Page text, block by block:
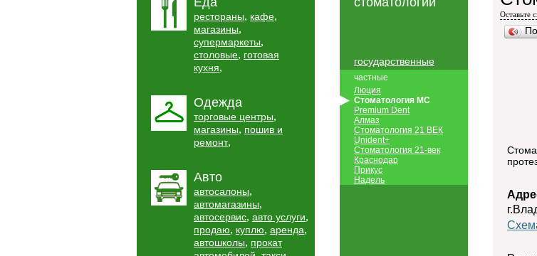
рестораны, кафе,
магазины,
супермаркеты,
столовые, готовая
кухня,
Одежда
торговые центры,
магазины, пошив и
ремонт,
Авто
автосалоны,
автомагазины,
автосервис, авто услуги,
продаю, куплю, аренда,
автошколы, прокат
государственные
частные
Люция
Стоматология МС
Premium Dent
Алмаз
Стоматология 21 ВЕК
Unident+
Стоматология 21-век
Краснодар
Прикус
Надель
Оставьте